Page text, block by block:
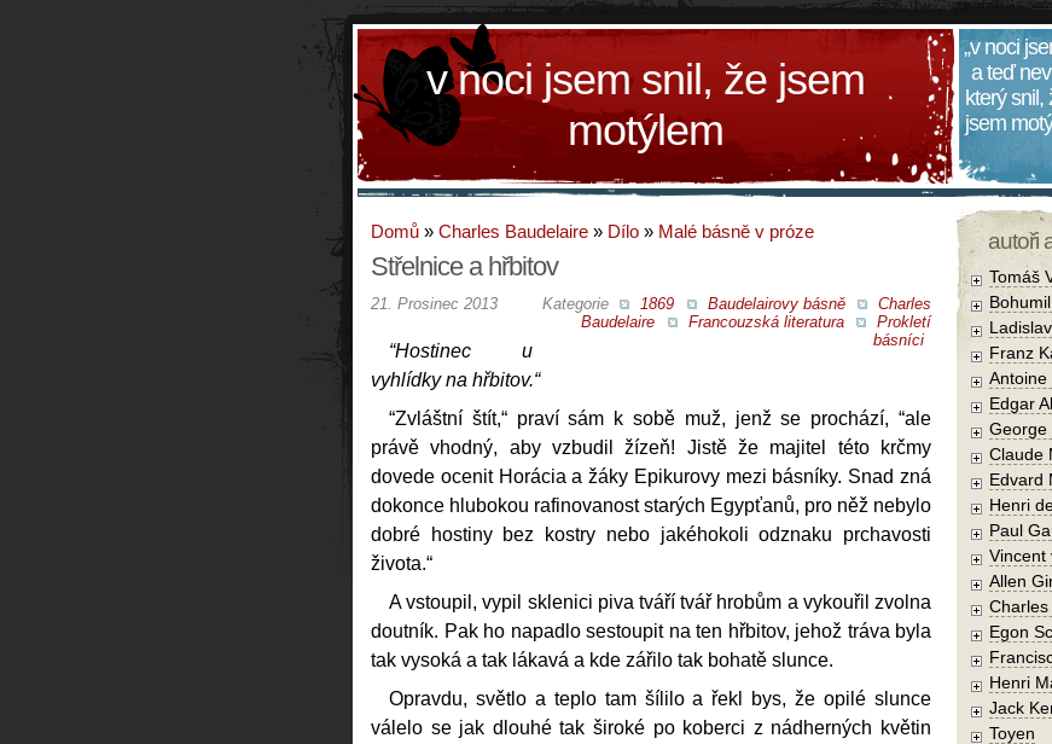
v noci jsem snil, že jsem
motýlem
„v noci
a teď
který
jsem
Domů » Charles Baudelaire » Dílo » Malé básně v próze
Střelnice a hřbitov
Kategorie 1869 Baudelairovy básně
Charles
Baudelaire
Francouzská literatura
Prokletí
básníci
21. Prosinec 2013
“Hostinec u
vyhlídky na hřbitov.“
“Zvláštní štít,“ praví sám k sobě muž, jenž se prochází, “ale
právě vhodný, aby vzbudil žízeň! Jistě že majitel této krčmy
dovede ocenit Horácia a žáky Epikurovy mezi básníky. Snad zná
dokonce hlubokou rafinovanost starých Egypťanů, pro něž nebylo
dobré hostiny bez kostry nebo jakéhokoli odznaku prchavosti
života.“
A vstoupil, vypil sklenici piva tváří tvář hrobům a vykouřil zvolna
doutník. Pak ho napadlo sestoupit na ten hřbitov, jehož tráva byla
tak vysoká a tak lákavá a kde zářilo tak bohatě slunce.
Opravdu, světlo a teplo tam šílilo a řekl bys, že opilé slunce
válelo se jak dlouhé tak široké po koberci z nádherných květin
autoři
Tomáš
Franz
Antoine
Edgar
George
Claude
Edvard
Henri
Paul
Vincent
Allen
Charles
Egon
Henri
Jack
Toyen